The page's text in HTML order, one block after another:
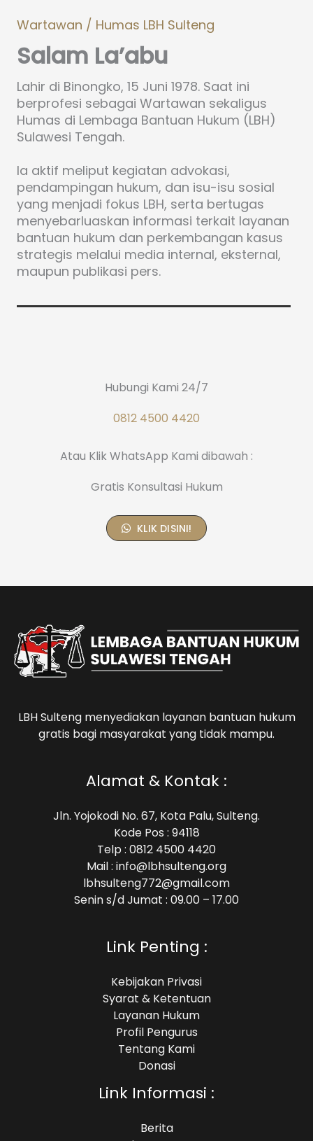
Wartawan / Humas LBH Sulteng
Salam La’abu
Lahir di Binongko, 15 Juni 1978. Saat ini
berprofesi sebagai Wartawan sekaligus
Humas di Lembaga Bantuan Hukum (LBH)
Sulawesi Tengah.
Ia aktif meliput kegiatan advokasi,
pendampingan hukum, dan isu-isu sosial
yang menjadi fokus LBH, serta bertugas
menyebarluaskan informasi terkait layanan
bantuan hukum dan perkembangan kasus
strategis melalui media internal, eksternal,
maupun publikasi pers.
Hubungi Kami 24/7
0812 4500 4420
Atau Klik WhatsApp Kami dibawah :
Gratis Konsultasi Hukum
KLIK DISINI!
LBH Sulteng menyediakan layanan bantuan hukum
gratis bagi masyarakat yang tidak mampu.
Alamat & Kontak :
Jln. Yojokodi No. 67, Kota Palu, Sulteng.
Kode Pos : 94118
Telp : 0812 4500 4420
Mail : info@lbhsulteng.org
lbhsulteng772@gmail.com
Senin s/d Jumat : 09.00 – 17.00
Link Penting :
Kebijakan Privasi
Syarat & Ketentuan
Layanan Hukum
Profil Pengurus
Tentang Kami
Donasi
Link Informasi :
Berita